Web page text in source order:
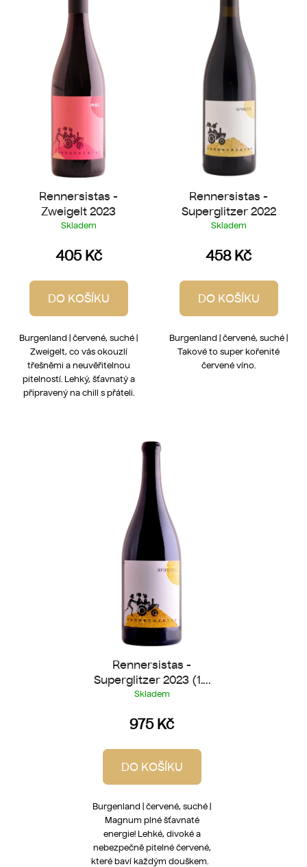
Rennersistas -
Zweigelt 2023
Skladem
405 Kč
DO KOŠÍKU
Burgenland | červené, suché |
Zweigelt, co vás okouzlí
třešněmi a neuvěřitelnou
pitelností. Lehký, šťavnatý a
připravený na chill s přáteli.
Rennersistas -
Superglitzer 2022
Skladem
458 Kč
DO KOŠÍKU
Burgenland | červené, suché |
Takové to super kořenité
červené víno.
Rennersistas -
Superglitzer 2023 (1.5
l Magnum)
Skladem
975 Kč
DO KOŠÍKU
Burgenland | červené, suché |
Magnum plné šťavnaté
energie! Lehké, divoké a
nebezpečně pitelné červené,
které baví každým douškem.